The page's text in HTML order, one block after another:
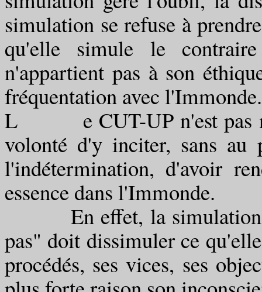
simulation se refuse à
qu'elle simule le
n'appartient pas à son
fréquentation avec l'Immonde.
L e CUT-UP n'est pas
volonté d'y inciter, sans au
l'indétermination, d'avoir
essence dans l'Immonde.
En effet, la simulation,
pas" doit dissimuler ce
procédés, ses vices, ses